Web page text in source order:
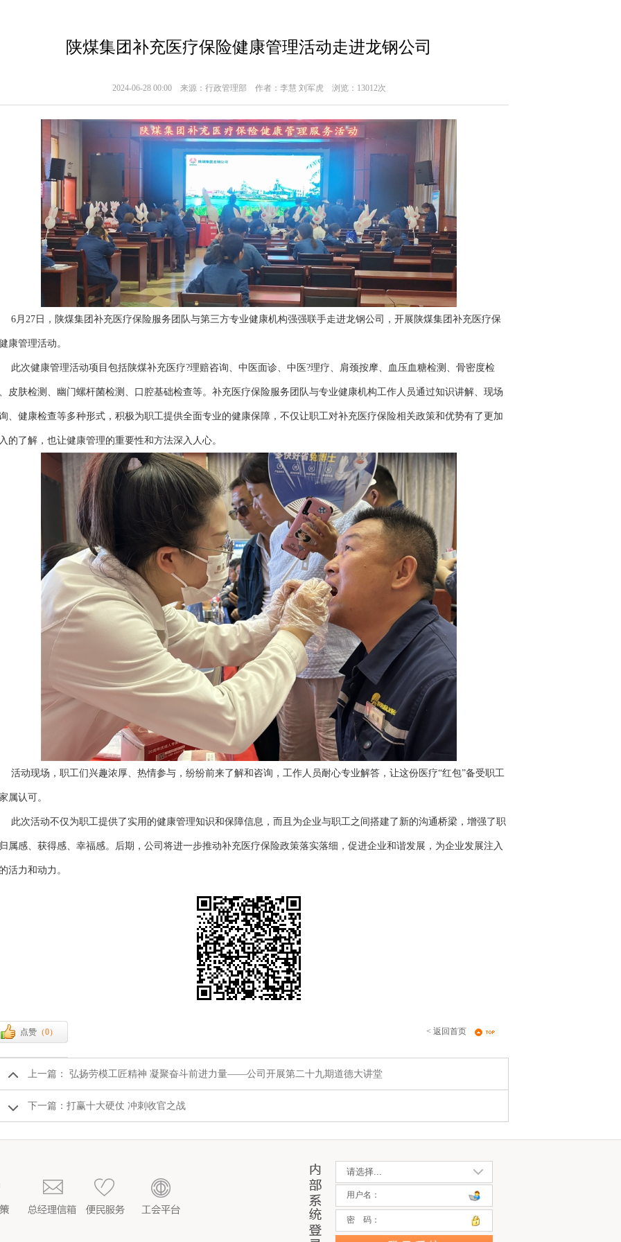
陕煤集团补充医疗保险健康管理活动走进龙钢公司
2024-06-28 00:00来源：行政管理部 作者：李慧 刘军虎浏览：13012次
27日，陕煤集团补充医疗保险服务团队与第三方专业健康机构强强联手走进龙钢公司，开展陕煤集团补充医疗保
康管理活动。
次健康管理活动项目包括陕煤补充医疗?理赔咨询、中医面诊、中医?理疗、肩颈按摩、血压血糖检测、骨密度检
皮肤检测、幽门螺杆菌检测、口腔基础检查等。补充医疗保险服务团队与专业健康机构工作人员通过知识讲解、现场
、健康检查等多种形式，积极为职工提供全面专业的健康保障，不仅让职工对补充医疗保险相关政策和优势有了更加
的了解，也让健康管理的重要性和方法深入人心。
动现场，职工们兴趣浓厚、热情参与，纷纷前来了解和咨询，工作人员耐心专业解答，让这份医疗“红包”备受职工
属认可。
次活动不仅为职工提供了实用的健康管理知识和保障信息，而且为企业与职工之间搭建了新的沟通桥梁，增强了职
属感、获得感、幸福感。后期，公司将进一步推动补充医疗保险政策落实落细，促进企业和谐发展，为企业发展注入
活力和动力。
点赞 （0） < 返回首页
上一篇： 弘扬劳模工匠精神 凝聚奋斗前进力量——公司开展第二十九期道德大讲堂
下一篇： 打赢十大硬仗 冲刺收官之战
用户名：
密 码：